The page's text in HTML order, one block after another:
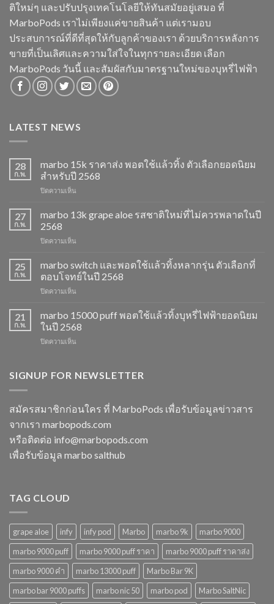
ติใหม่ๆ และปรับปรุงเทคโนโลยีให้ทันสมัยอยู่เสมอ ที่
MarboPods เราไม่เพียงแค่ขายสินค้า แต่เรามอบ
ประสบการณ์ที่ดีที่สุดให้กับลูกค้าของเรา ด้วยบริการหลังการ
ขายที่เป็นเลิศและความใส่ใจในทุกรายละเอียด เลือก
MarboPods วันนี้ และสัมผัสกับมาตรฐานใหม่ของบุหรี่ไฟฟ้า
LATEST NEWS
28
ก.พ.
marbo 15k ราคาส่ง พอตใช้แล้วทิ้ง ตัวเลือกยอดนิยม
สำหรับปี 2568
ปิดความเห็น
15k
ราคา
พอต
แล้ว
ทิ้ง
เลือก
นิยม
สำหรับ
27
ก.พ.
marbo 13k grape aloe รสชาติใหม่ที่ไม่ควรพลาดในปี
2568
ปิดความเห็น
13k
grape
aloe
รสชาติ
ที่
ไม่
พลาด
25
ก.พ.
marbo switch และพอตใช้แล้วทิ้งหลากรุ่น ตัวเลือกที่
ตอบโจทย์ในปี 2568
ปิดความเห็น
switch
พอต
ใช้
หลาก
เลือก
ตอบ
โจทย์
ในปี
2568
21
ก.พ.
marbo 15000 puff พอตใช้แล้วทิ้งบุหรี่ไฟฟ้ายอดนิยม
ในปี 2568
ปิดความเห็น
puff
แล้ว
ทิ้ง
บุหรี่
ยอด
นิยม
SIGNUP FOR NEWSLETTER
สมัครสมาชิกก่อนใคร ที่ MarboPods เพื่อรับข้อมูลข่าวสาร
จากเรา marbopods.com
หรือติดต่อ info@marbopods.com
เพื่อรับข้อมูล marbo salthub
TAG CLOUD
grape aloe infy infy pod Marbo marbo 9k
marbo 9000
marbo 9000 puff
marbo 9000 puff ราคา
marbo 9000 puff ราคาส่ง
marbo 9000 คํา
marbo 13000 puff
Marbo Bar 9K
marbo bar 9000 puffs
marbo nic 50 marbo pod Marbo SaltNic